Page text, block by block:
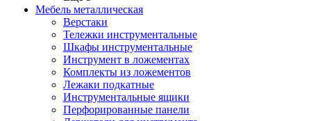
Мебель металлическая
Верстаки
Тележки инструментальные
Шкафы инструментальные
Инструмент в ложементах
Комплекты из ложементов
Лежаки подкатные
Инструментальные ящики
Перфорированные панели